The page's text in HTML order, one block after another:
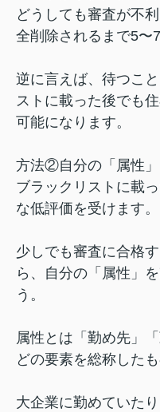
どうしても審査が不
全削除されるまで5〜
逆に言えば、待つこ
ストに載った後でも
可能になります。
方法②自分の「属性
ブラックリストに載
な低評価を受けます。
少しでも審査に合格
ら、自分の「属性」
う。
属性とは「勤め先」
どの要素を総称したも
大企業に勤めていた